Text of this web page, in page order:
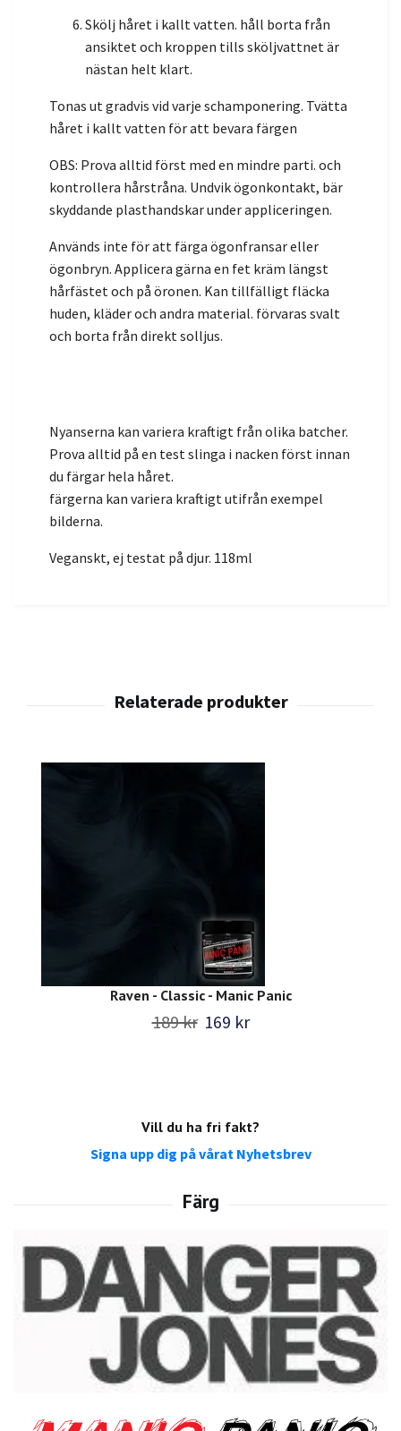
Vill du ha fri fakt?
Signa upp dig på vårat Nyhetsbrev
Skölj håret i kallt vatten. håll borta från
ansiktet och kroppen tills sköljvattnet är
nästan helt klart.
Tonas ut gradvis vid varje schamponering. Tvätta
håret i kallt vatten för att bevara färgen
OBS: Prova alltid först med en mindre parti. och
kontrollera hårstråna. Undvik ögonkontakt, bär
skyddande plasthandskar under appliceringen.
Används inte för att färga ögonfransar eller
ögonbryn. Applicera gärna en fet kräm längst
hårfästet och på öronen. Kan tillfälligt fläcka
huden, kläder och andra material. förvaras svalt
och borta från direkt solljus.
Nyanserna kan variera kraftigt från olika batcher.
Prova alltid på en test slinga i nacken först innan
du färgar hela håret.
färgerna kan variera kraftigt utifrån exempel
bilderna.
Veganskt, ej testat på djur. 118ml
Raven - Classic - Manic Panic
189 kr 169 kr